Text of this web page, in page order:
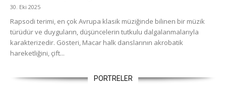
30. Eki 2025
Rapsodi terimi, en çok Avrupa klasik müziğinde bilinen bir müzik
türüdür ve duyguların, düşüncelerin tutkulu dalgalanmalarıyla
karakterizedir. Gösteri, Macar halk danslarının akrobatik
hareketliğini, çift...
PORTRELER